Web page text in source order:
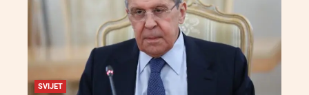
SVIJET